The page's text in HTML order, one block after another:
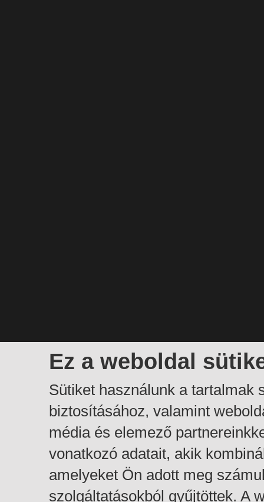
Ez a weboldal
Sütiket használunk a tartalmak
biztosításához, valamint
média és elemező
vonatkozó adatait, akik
amelyeket Ön adott meg
szolgáltatásokból gyűjtöttek. A